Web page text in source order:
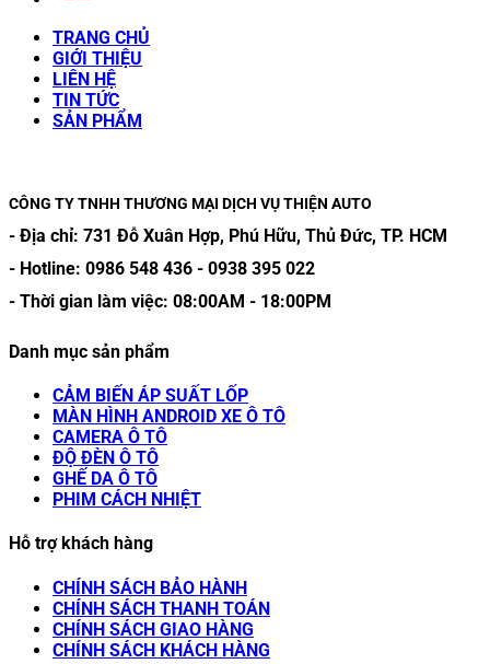
TRANG CHỦ
GIỚI THIỆU
LIÊN HỆ
TIN TỨC
SẢN PHẨM
CÔNG TY TNHH THƯƠNG MẠI DỊCH VỤ THIỆN AUTO
- Địa chỉ: 731 Đỗ Xuân Hợp, Phú Hữu, Thủ Đức, TP. HCM
- Hotline: 0986 548 436 - 0938 395 022
- Thời gian làm việc: 08:00AM - 18:00PM
Danh mục sản phẩm
CẢM BIẾN ÁP SUẤT LỐP
MÀN HÌNH ANDROID XE Ô TÔ
CAMERA Ô TÔ
ĐỘ ĐÈN Ô TÔ
GHẾ DA Ô TÔ
PHIM CÁCH NHIỆT
Hỗ trợ khách hàng
CHÍNH SÁCH BẢO HÀNH
CHÍNH SÁCH THANH TOÁN
CHÍNH SÁCH GIAO HÀNG
CHÍNH SÁCH KHÁCH HÀNG